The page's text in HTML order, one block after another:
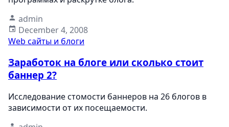
admin
December 4, 2008
Web сайты и блоги
Заработок на блоге или сколько стоит
баннер 2?
Исследование стомости баннеров на 26 блогов в
зависимости от их посещаемости.